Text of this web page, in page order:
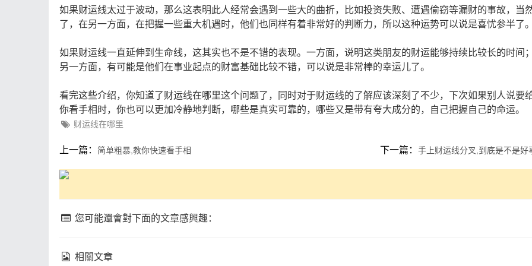
如果财运线太过于波动，那么这表明此人经常会遇到一些大的曲折，比如投资失败、遭遇偷窃等漏财的事故，当
了，在另一方面，在把握一些重大机遇时，他们也同样有着非常好的判断力，所以这种运势可以说是喜忧参半了。
如果财运线一直延伸到生命线，这其实也不是不错的表现。一方面，说明这类朋友的财运能够持续比较长的时间；
另一方面，有可能是他们在事业起点的财富基础比较不错，可以说是非常棒的幸运儿了。
看完这些介绍，你知道了财运线在哪里这个问题了，同时对于财运线的了解应该深刻了不少，下次如果别人说要
你看手相时，你也可以更加冷静地判断，哪些是真实可靠的，哪些又是带有夸大成分的，自己把握自己的命运。
财运线在哪里
上一篇： 简单粗暴,教你快速看手相 下一篇： 手上财运线分叉,到底是不是好
您可能還會對下面的文章感興趣：
相關文章